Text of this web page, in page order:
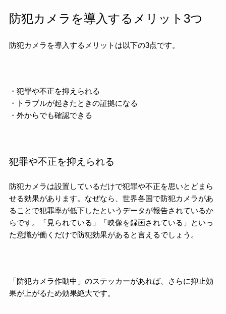
防犯カメラを導入するメリット3つ
防犯カメラを導入するメリットは以下の3点です。
・犯罪や不正を抑えられる
・トラブルが起きたときの証拠になる
・外からでも確認できる
犯罪や不正を抑えられる
防犯カメラは設置しているだけで犯罪や不正を思いとどまら
せる効果があります。なぜなら、世界各国で防犯カメラがあ
ることで犯罪率が低下したというデータが報告されているか
らです。「見られている」「映像を録画されている」といっ
た意識が働くだけで防犯効果があると言えるでしょう。
「防犯カメラ作動中」のステッカーがあれば、さらに抑止効
果が上がるため効果絶大です。